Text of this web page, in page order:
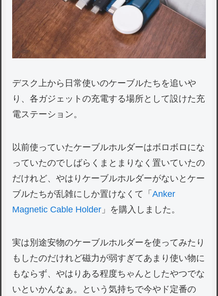
デスク上から日常使いのケーブルたちを追いや
り、各ガジェットの充電する場所として設けた充
電ステーション。
以前使っていたケーブルホルダーはボロボロにな
っていたのでしばらくまとまりなく置いていたの
だけれど、やはりケーブルホルダーがないとケー
ブルたちが乱雑にしか置けなくて「Anker
Magnetic Cable Holder 」を購入しました。
実は別途安物のケーブルホルダーを使ってみたり
もしたのだけれど磁力が弱すぎてあまり使い物に
もならず、やはりある程度ちゃんとしたやつでな
いといかんなぁ。という気持ちで今やド定番の